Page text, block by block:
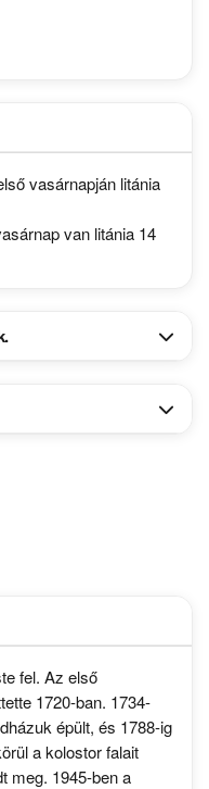
vasárnapján litánia
van litánia 14
fel. Az első
1720-ban. 1734-
épült, és 1788-ig
a kolostor falait
meg. 1945-ben a